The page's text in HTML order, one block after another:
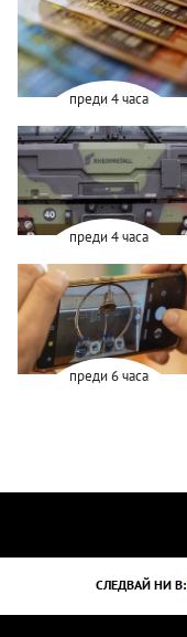
преди 4 часа
преди 4 часа
преди 6 часа
СЛЕДВАЙ НИ В: